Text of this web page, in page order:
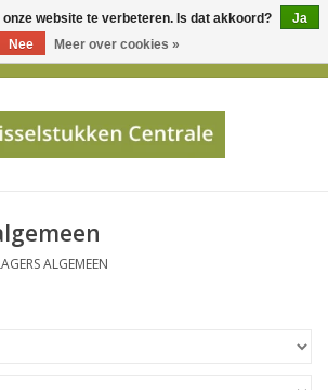
Gebruik
de
pijltjes
op
en
neer
beschikbaar
resultaat
ALGEMEEN
website te verbeteren. Is dat akkoord?
Ja
Nee
Meer over cookies »